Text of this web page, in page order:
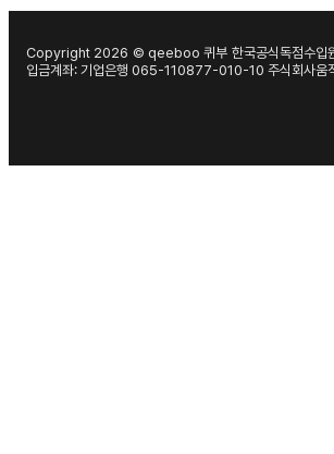
Copyright 2026 © qeeboo 퀴부 한국공식독점수
입금계좌: 기업은행 065-110877-010-10 주식회사